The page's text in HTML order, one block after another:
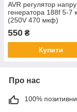
AVR регулятор
генератора 188f 5-7
(250V 470 мкф)
550 ₴
Купити
Про нас
100%